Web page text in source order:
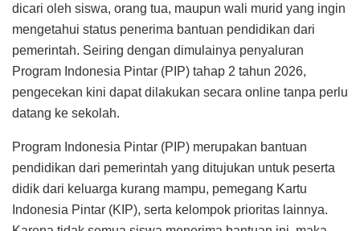
dicari oleh siswa, orang tua, maupun wali murid yang ingin
mengetahui status penerima bantuan pendidikan dari
pemerintah. Seiring dengan dimulainya penyaluran
Program Indonesia Pintar (PIP) tahap 2 tahun 2026,
pengecekan kini dapat dilakukan secara online tanpa perlu
datang ke sekolah.
Program Indonesia Pintar (PIP) merupakan bantuan
pendidikan dari pemerintah yang ditujukan untuk peserta
didik dari keluarga kurang mampu, pemegang Kartu
Indonesia Pintar (KIP), serta kelompok prioritas lainnya.